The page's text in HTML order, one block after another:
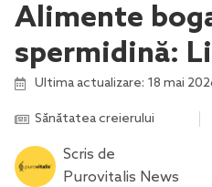
Alimente
spermidină:
Ultima actualizare: 18 mai
Sănătatea creierului
Scris de
Purovitalis News